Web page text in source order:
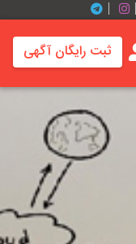
ثبت رایگان آگهی